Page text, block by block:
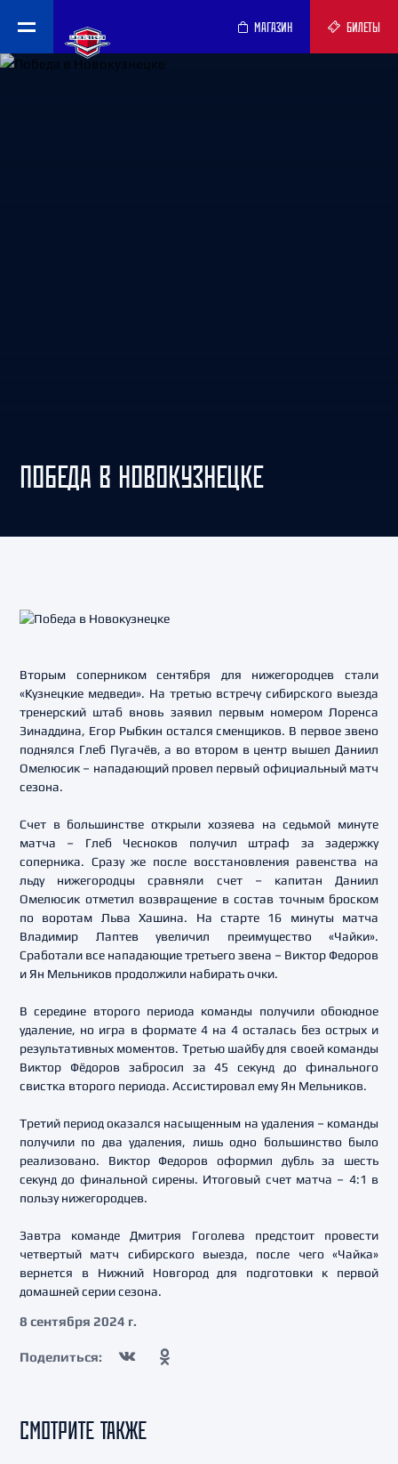
МАГАЗИН БИЛЕТЫ
ПОБЕДА В НОВОКУЗНЕЦКЕ
Вторым соперником сентября для нижегородцев стали
«Кузнецкие медведи». На третью встречу сибирского выезда
тренерский штаб вновь заявил первым номером Лоренса
Зинаддина, Егор Рыбкин остался сменщиков. В первое звено
поднялся Глеб Пугачёв, а во втором в центр вышел Даниил
Омелюсик – нападающий провел первый официальный матч
сезона.
Счет в большинстве открыли хозяева на седьмой минуте
матча – Глеб Чесноков получил штраф за задержку
соперника. Сразу же после восстановления равенства на
льду нижегородцы сравняли счет – капитан Даниил
Омелюсик отметил возвращение в состав точным броском
по воротам Льва Хашина. На старте 16 минуты матча
Владимир Лаптев увеличил преимущество «Чайки».
Сработали все нападающие третьего звена – Виктор Федоров
и Ян Мельников продолжили набирать очки.
В середине второго периода команды получили обоюдное
удаление, но игра в формате 4 на 4 осталась без острых и
результативных моментов. Третью шайбу для своей команды
Виктор Фёдоров забросил за 45 секунд до финального
свистка второго периода. Ассистировал ему Ян Мельников.
Третий период оказался насыщенным на удаления – команды
получили по два удаления, лишь одно большинство было
реализовано. Виктор Федоров оформил дубль за шесть
секунд до финальной сирены. Итоговый счет матча – 4:1 в
пользу нижегородцев.
Завтра команде Дмитрия Гоголева предстоит провести
четвертый матч сибирского выезда, после чего «Чайка»
вернется в Нижний Новгород для подготовки к первой
домашней серии сезона.
8 сентября 2024 г.
Поделиться:
СМОТРИТЕ ТАКЖЕ